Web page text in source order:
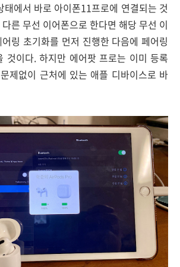
태에서 바로 아이폰11프로에 연결되는 것
른 무선 이어폰으로 한다면 해당 무선 이
링 초기화를 먼저 진행한 다음에 페어링
것이다. 하지만 에어팟 프로는 이미 등록
제없이 근처에 있는 애플 디바이스로 바